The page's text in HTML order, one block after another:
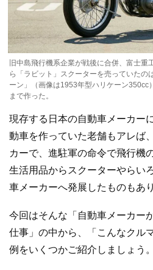
旧中島飛行機系企業が戦後に合併、富士
ら「ラビット」スクーターを売っていたの
ーン」（画像は1953年型ハリケーン
まで作った。
現存する日本の自動車メーカー
動車を作っていた老舗もアレば
カーで、進駐軍の命令で飛行機
生活用品からスクーターやらい
車メーカーへ発展したものもあ
今回はそんな「自動車メーカー
仕事」の中から、「こんなクル
例をいくつかご紹介しましょう。